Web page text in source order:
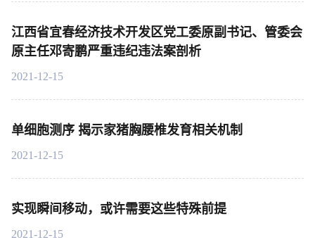
江西省宜春经济技术开发区党工委原副书记、管委会
原主任邓寄鹏严重违纪违法案剖析
2021-12-15
单细胞测序 揭示家猪胸腰椎发育相关机制
2021-12-15
实现瞬间移动，或许需要这些特殊前提
2021-12-15